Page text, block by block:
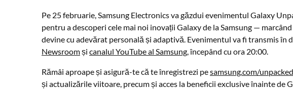
Pe 25 februarie, Samsung Electronics va găzdui evenimentul Galaxy
pentru a descoperi cele mai noi inovații Galaxy de la Samsung —
devine cu adevărat personală și adaptivă. Evenimentul va fi transmis în
Newsroomși canalul YouTube al Samsung, începând cu ora 20:00.
Rămâi aproape și asigură-te că te înregistrezi pesamsung.com/unpacked
și actualizările viitoare, precum și acces la beneficii exclusive înainte de